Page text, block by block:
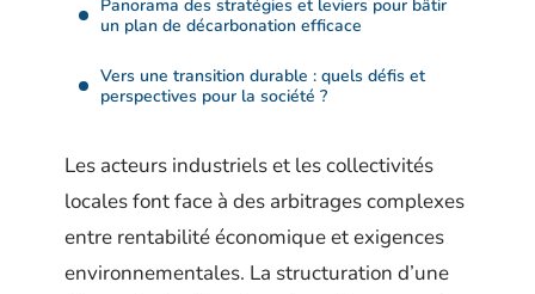
Panorama des stratégies et leviers pour bâtir
un plan de décarbonation efficace
Vers une transition durable : quels défis et
perspectives pour la société ?
Les acteurs industriels et les collectivités
locales font face à des arbitrages complexes
entre rentabilité économique et exigences
environnementales. La structuration d’une